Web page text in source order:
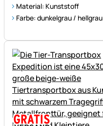
Material: Kunststoff
Farbe: dunkelgrau / hellgrau